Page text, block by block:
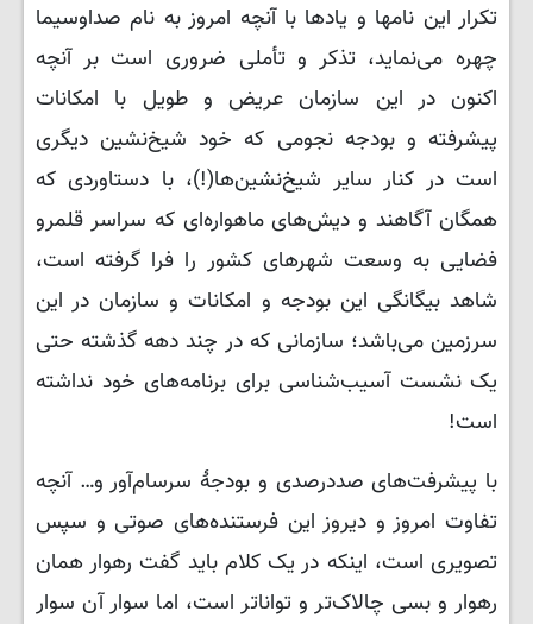
تکرار این نامها و یادها با آنچه امروز به نام صداوسیما
چهره می‌نماید، تذکر و تأملی ضروری است بر آنچه
اکنون در این سازمان عریض و طویل با امکانات
پیشرفته و بودجه نجومی که خود شیخ‌نشین دیگری
است در کنار سایر شیخ‌نشین‌ها(!)، با دستاوردی که
همگان آگاهند و دیش‌های ماهواره‌ای که سراسر قلمرو
فضایی به وسعت شهرهای کشور را فرا گرفته است،
شاهد بیگانگی این بودجه و امکانات و سازمان در این
سرزمین می‌باشد؛ سازمانی که در چند دهه گذشته حتی
یک نشست آسیب‌شناسی برای برنامه‌های خود نداشته
است!
با پیشرفت‌های صددرصدی و بودجۀ سرسام‌آور و… آنچه
تفاوت امروز و دیروز این فرستنده‌های صوتی و سپس
تصویری است، اینکه در یک کلام باید گفت رهوار همان
رهوار و بسی چالاک‌تر و تواناتر است، اما سوار آن سوار